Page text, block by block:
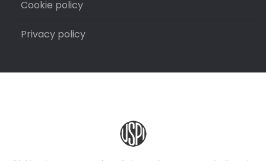
Cookie policy
Privacy policy